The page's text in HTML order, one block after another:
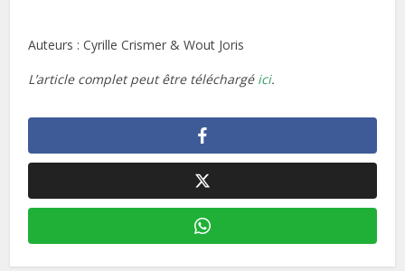
Auteurs : Cyrille Crismer & Wout Joris
L’article complet peut être téléchargé ici.